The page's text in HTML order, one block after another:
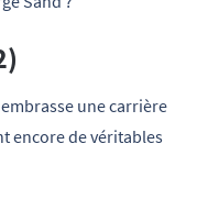
une carrière
encore de véritables